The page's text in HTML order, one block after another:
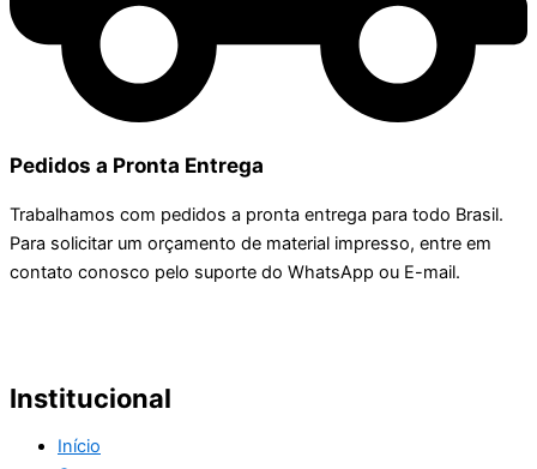
Pedidos a Pronta Entrega
Trabalhamos com pedidos a pronta entrega para todo Brasil.
Para solicitar um orçamento de material impresso, entre em
contato conosco pelo suporte do WhatsApp ou E-mail.
Institucional
Início